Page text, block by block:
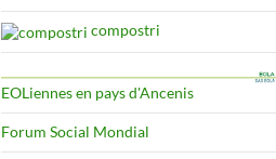
compostri
EOLiennes en pays d'Ancenis
Forum Social Mondial